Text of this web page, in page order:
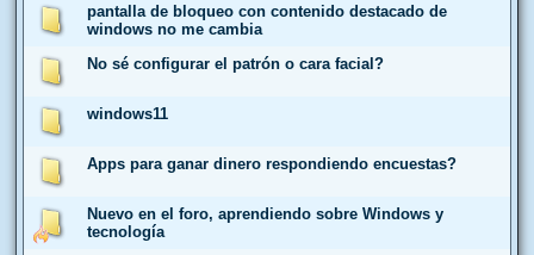
pantalla de bloqueo con contenido destacado de
windows no me cambia
No sé configurar el patrón o cara facial?
windows11
Apps para ganar dinero respondiendo encuestas?
Nuevo en el foro, aprendiendo sobre Windows y
tecnología